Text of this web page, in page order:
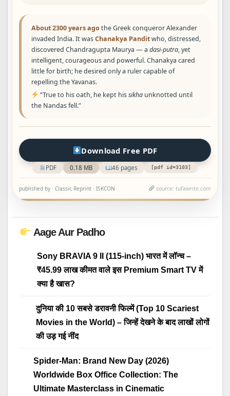
About 2300 years agothe Greek conqueror Alexander
invaded India. It wasChanakya Panditwho, distressed,
discovered Chandragupta Maurya — a dasi‑putra, yet
intelligent, courageous and powerful. Chanakya cared
little for birth; he desired only a ruler capable of
repelling the Yavanas.
“True to his oath, he kept hissikha unknotted until
the Nandas fell.”
Download Free PDF
PDF 0.18 MB 46 pages [pdf id=3103]
published by · Classic Reprint · ISKCON source: tufawrite.com
Aage Aur Padho
Sony BRAVIA 9 II (115-inch) भारत में लॉन्च –
₹45.99 लाख कीमत वाले इस Premium Smart TV में
क्या है खास?
दुनिया की 10 सबसे डरावनी फिल्में (Top 10 Scariest
Movies in the World) – जिन्हें देखने के बाद लाखों लोगों
की उड़ गई नींद
Spider-Man: Brand New Day (2026)
Worldwide Box Office Collection: The
Ultimate Masterclass in Cinematic